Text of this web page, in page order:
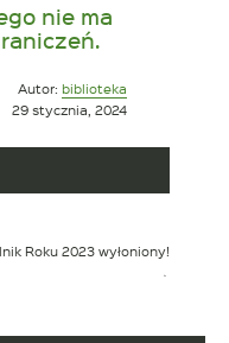
nie ma
Autor: biblioteka
w
29 stycznia, 2024
Roku 2023 wyłoniony!